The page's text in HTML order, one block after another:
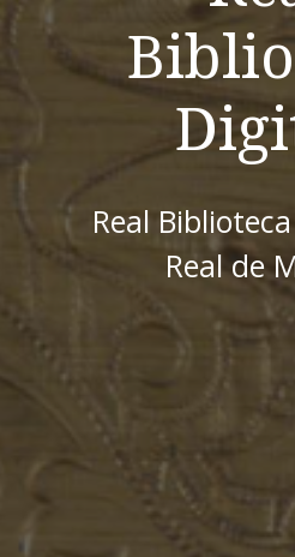
Real
Real de